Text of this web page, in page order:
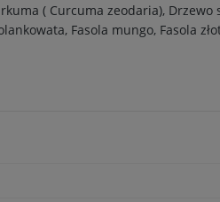
( Curcuma zeodaria), Drzewo
Fasola mungo, Fasola